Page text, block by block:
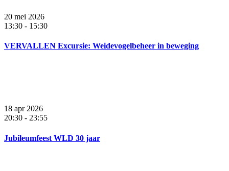
20 mei 2026
13:30 - 15:30
VERVALLEN Excursie: Weidevogelbeheer in beweging
18 apr 2026
20:30 - 23:55
Jubileumfeest WLD 30 jaar